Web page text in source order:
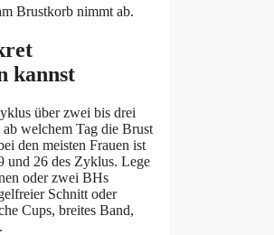
Brustkorb nimmt ab.
kannst
über zwei bis drei
welchem Tag die Brust
den meisten Frauen ist
und 26 des Zyklus. Lege
oder zwei BHs
Schnitt oder
Cups, breites Band,